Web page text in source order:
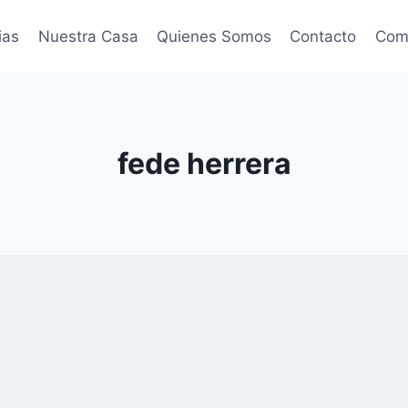
Nuestra Casa Quienes Somos Contacto
fede herrera